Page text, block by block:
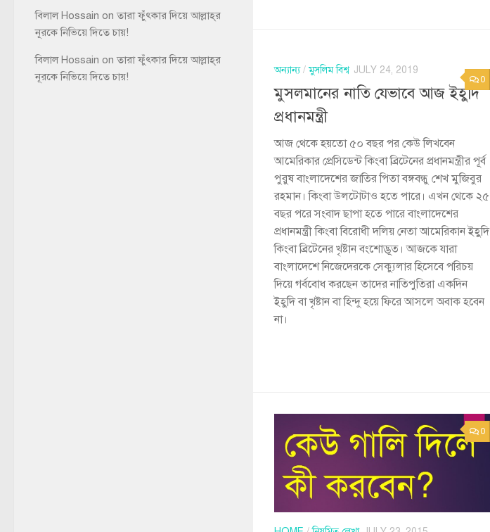
0
অন্যান্য/মুসলিম বিশ্ব JULY 24, 2019
মুসলমানের নাতি যেভাবে আজ ইহুদি
প্রধানমন্ত্রী
আজ থেকে হয়তো ৫০ বছর পর কেউ লিখবেন
আমেরিকার প্রেসিডেন্ট কিংবা ব্রিটেনের প্রধানমন্ত্রীর পূর্ব
পুরুষ বাংলাদেশের জাতির পিতা বঙ্গবন্ধু শেখ মুজিবুর
রহমান। কিংবা উলটোটাও হতে পারে। এখন থেকে ২৫
বছর পরে সংবাদ ছাপা হতে পারে বাংলাদেশের
প্রধানমন্ত্রী কিংবা বিরোধী দলিয় নেতা আমেরিকান ইহুদি
কিংবা ব্রিটেনের খৃষ্টান বংশোদ্ভূত। আজকে যারা
বাংলাদেশে নিজেদেরকে সেক্যুলার হিসেবে পরিচয়
দিয়ে গর্ববোধ করছেন তাদের নাতিপুতিরা একদিন
ইহুদি বা খৃষ্টান বা হিন্দু হয়ে ফিরে আসলে অবাক হবেন
না।
0
বিলাল Hossain onতারা ফুঁৎকার দিয়ে আল্লাহ্‌র
নূরকে নিভিয়ে দিতে চায়!
বিলাল Hossain onতারা ফুঁৎকার দিয়ে আল্লাহ্‌র
নূরকে নিভিয়ে দিতে চায়!